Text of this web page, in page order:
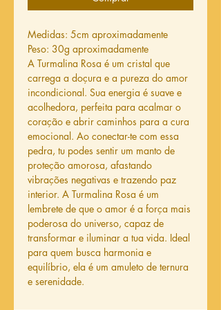
Medidas: 5cm aproximadamente
Peso: 30g aproximadamente
A Turmalina Rosa é um cristal que
carrega a doçura e a pureza do amor
incondicional. Sua energia é suave e
acolhedora, perfeita para acalmar o
coração e abrir caminhos para a cura
emocional. Ao conectar-te com essa
pedra, tu podes sentir um manto de
proteção amorosa, afastando
vibrações negativas e trazendo paz
interior. A Turmalina Rosa é um
lembrete de que o amor é a força mais
poderosa do universo, capaz de
transformar e iluminar a tua vida. Ideal
para quem busca harmonia e
equilíbrio, ela é um amuleto de ternura
e serenidade.